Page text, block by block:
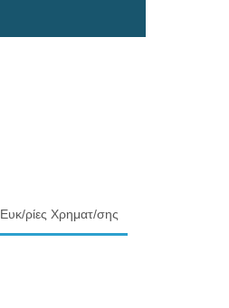
Ευκ/ρίες Χρηματ/σης